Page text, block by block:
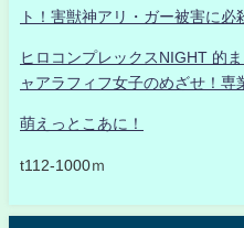
ト！害獣神アリ・ガー被害に必
ヒロコンプレックスNIGHT 的
ャアラフィフ女子のめざせ！専
萌えっとこあに！
t112-1000ｍ